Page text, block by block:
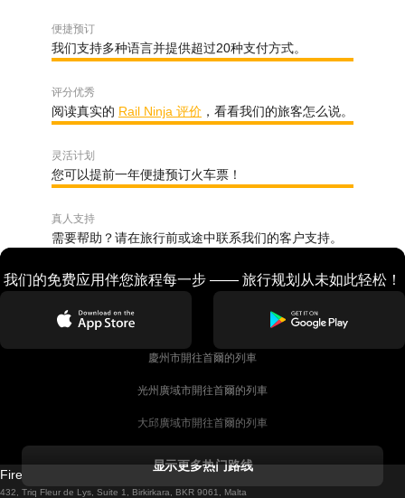
便捷预订
我们支持多种语言并提供超过20种支付方式。
评分优秀
阅读真实的 Rail Ninja 评价 ，看看我们的旅客怎么说。
灵活计划
您可以提前一年便捷预订火车票！
真人支持
需要帮助？请在旅行前或途中联系我们的客户支持。
我们的免费应用伴您旅程每一步 —— 旅行规划从未如此轻松！
慶州市開往首爾的列車
光州廣域市開往首爾的列車
大邱廣域市開往首爾的列車
都柏林開往戈尔韦的列車
显示更多热门路线
Firebird GT Limited (OC 1451)
432, Triq Fleur de Lys, Suite 1, Birkirkara, BKR 9061, Malta